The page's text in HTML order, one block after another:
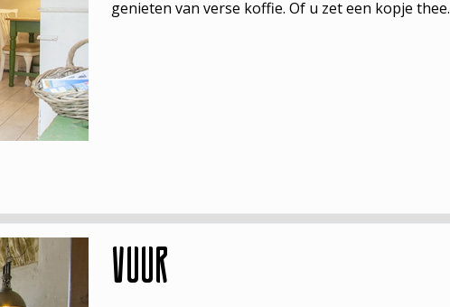
genieten van verse koffie. Of u zet een kopje thee.
Vuur